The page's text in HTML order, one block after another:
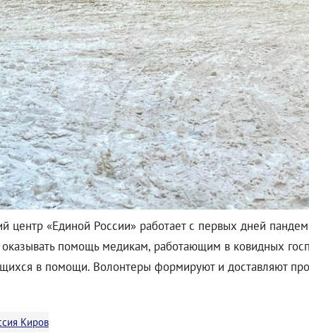
центр «Единой России» работает с первых дней
помощь медикам, работающим в ковидных
в помощи. Волонтеры формируют и доставляют
Киров